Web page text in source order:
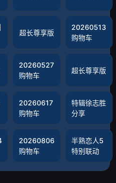
超长尊享版
20260513
购物车
20260527
购物车
超长尊享版
20260617
购物车
特辑徐志胜
分享
20260806
购物车
半熟恋人5
特别联动